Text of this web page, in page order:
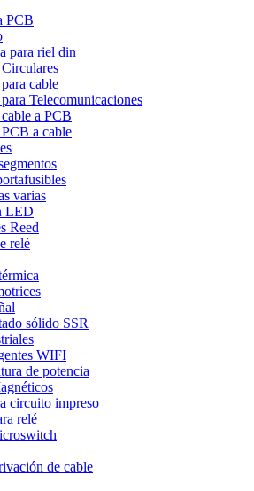
PCB
para riel din
cable
Telecomunicaciones
a PCB
a cable
varias
LED
Reed
relé
sólido SSR
WIFI
de potencia
circuito impreso
relé
de cable